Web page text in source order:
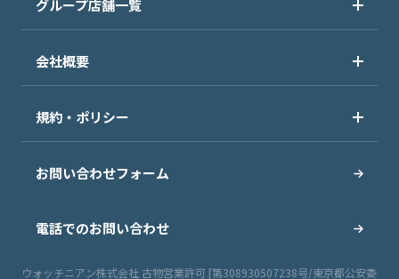
グループ店舗一覧
会社概要
規約・ポリシー
お問い合わせフォーム
電話でのお問い合わせ
ウォッチニアン株式会社 古物営業許可 [第308930507238号/東京都公安委